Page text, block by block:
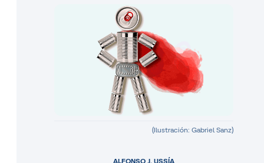
(Ilustración: Gabriel Sanz)
ALFONSO J. USSÍA